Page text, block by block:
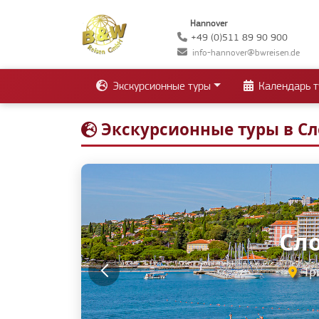
Hannover
+49 (0)511 89 90 900
info-hannover@bwreisen.de
Экскурсионные туры Календарь
Экскурсионные туры в
Любляна •